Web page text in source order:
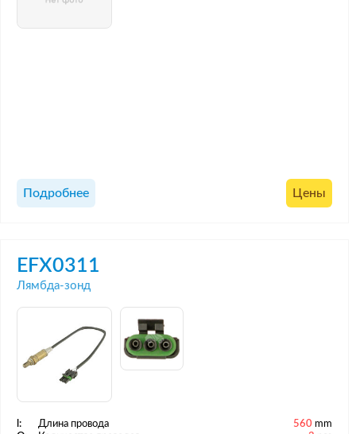
Подробнее Цены
EFX0311
Лямбда-зонд
l: Длина провода 560 mm